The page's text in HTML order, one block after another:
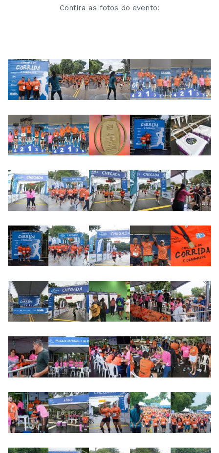
Confira as fotos do evento: